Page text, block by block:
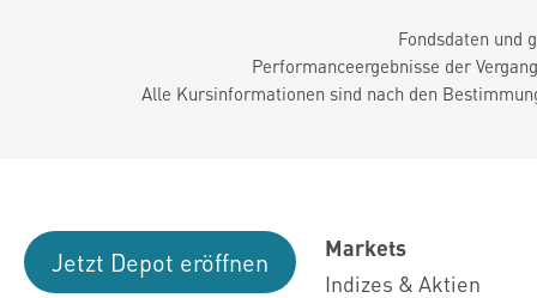
Fondsdaten und
Performanceergebnisse der
Alle Kursinformationen sind nach den
Jetzt Depot eröffnen
Markets
Indizes & Aktien